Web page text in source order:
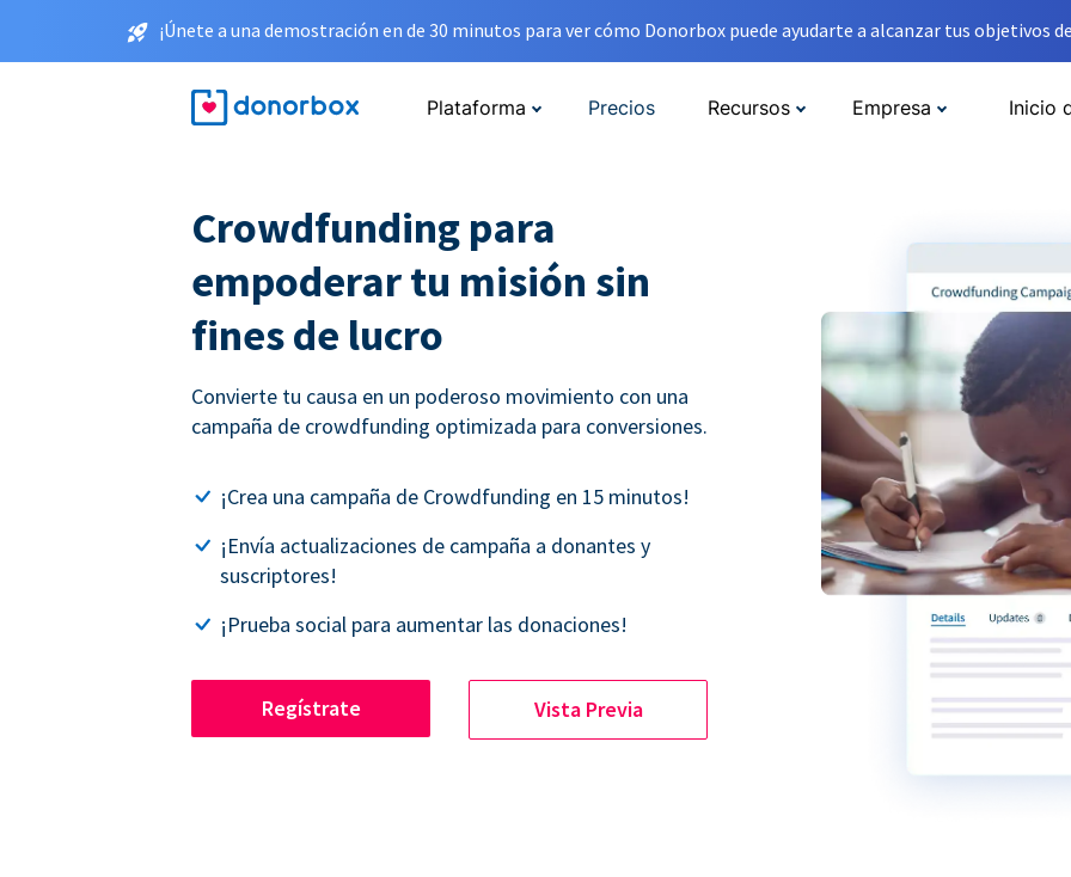
¡Únete a una demostración en de 30 minutos para ver cómo Donorbox puede ayudarte a alcanzar tus objetivos
Plataforma Precios Recursos Empresa Inicio
Crowdfunding para
empoderar tu misión sin
fines de lucro
Convierte tu causa en un poderoso movimiento con una
campaña de crowdfunding optimizada para conversiones.
¡Crea una campaña de Crowdfunding en 15 minutos!
¡Envía actualizaciones de campaña a donantes y
suscriptores!
¡Prueba social para aumentar las donaciones!
Regístrate Vista Previa